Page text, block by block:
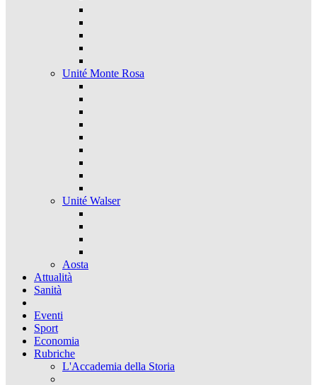
Unité Monte Rosa
Unité Walser
Aosta
Attualità
Sanità
Eventi
Sport
Economia
Rubriche
L'Accademia della Storia